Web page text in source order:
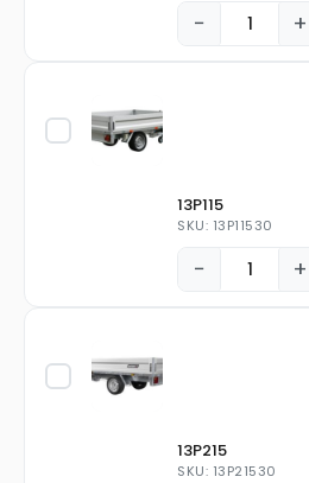
− +
13P115
SKU: 13P11530
− +
13P215
SKU: 13P21530